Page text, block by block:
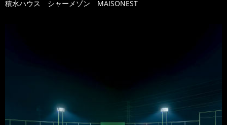
積水ハウス シャーメゾン MAISONEST